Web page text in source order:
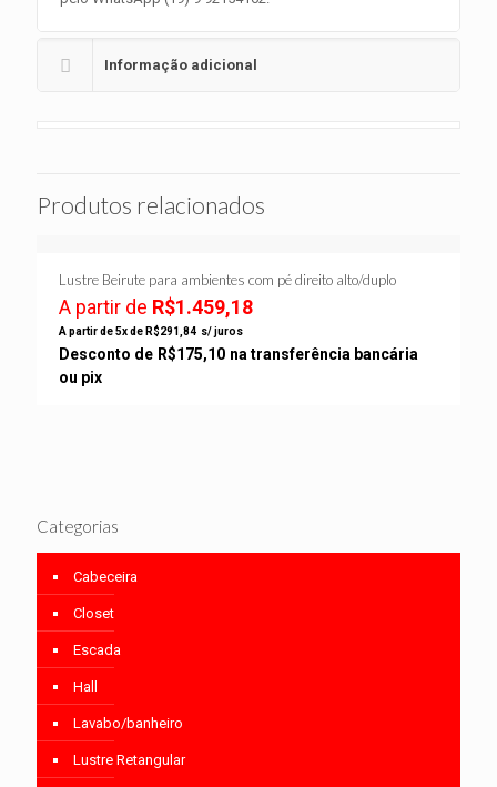
Informação adicional
Produtos relacionados
Lustre Beirute para ambientes com pé direito alto/duplo
A partir de R$1.459,18
A partir de 5x de R$291,84 s/ juros
Desconto de R$175,10 na transferência bancária
ou pix
Categorias
Cabeceira
Closet
Escada
Hall
Lavabo/banheiro
Lustre Retangular